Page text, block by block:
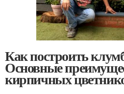
Как построить
Основные
кирпичных